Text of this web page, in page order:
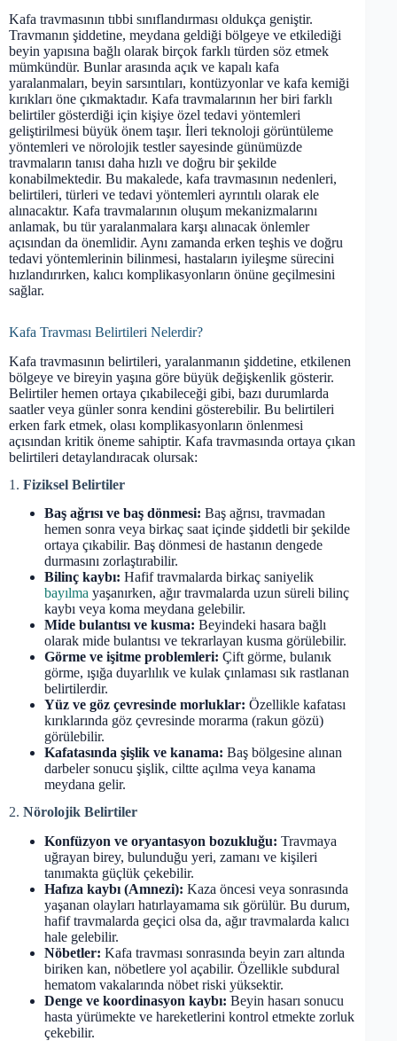
Kafa travmasının tıbbi sınıflandırması oldukça geniştir.
Travmanın şiddetine, meydana geldiği bölgeye ve etkilediği
beyin yapısına bağlı olarak birçok farklı türden söz etmek
mümkündür. Bunlar arasında açık ve kapalı kafa
yaralanmaları, beyin sarsıntıları, kontüzyonlar ve kafa kemiği
kırıkları öne çıkmaktadır. Kafa travmalarının her biri farklı
belirtiler gösterdiği için kişiye özel tedavi yöntemleri
geliştirilmesi büyük önem taşır. İleri teknoloji görüntüleme
yöntemleri ve nörolojik testler sayesinde günümüzde
travmaların tanısı daha hızlı ve doğru bir şekilde
konabilmektedir. Bu makalede, kafa travmasının nedenleri,
belirtileri, türleri ve tedavi yöntemleri ayrıntılı olarak ele
alınacaktır. Kafa travmalarının oluşum mekanizmalarını
anlamak, bu tür yaralanmalara karşı alınacak önlemler
açısından da önemlidir. Aynı zamanda erken teşhis ve doğru
tedavi yöntemlerinin bilinmesi, hastaların iyileşme sürecini
hızlandırırken, kalıcı komplikasyonların önüne geçilmesini
sağlar.
Kafa Travması Belirtileri Nelerdir?
Kafa travmasının belirtileri, yaralanmanın şiddetine, etkilenen
bölgeye ve bireyin yaşına göre büyük değişkenlik gösterir.
Belirtiler hemen ortaya çıkabileceği gibi, bazı durumlarda
saatler veya günler sonra kendini gösterebilir. Bu belirtileri
erken fark etmek, olası komplikasyonların önlenmesi
açısından kritik öneme sahiptir. Kafa travmasında ortaya çıkan
belirtileri detaylandıracak olursak:
1. Fiziksel Belirtiler
Baş ağrısı ve baş dönmesi: Baş ağrısı, travmadan
hemen sonra veya birkaç saat içinde şiddetli bir şekilde
ortaya çıkabilir. Baş dönmesi de hastanın dengede
durmasını zorlaştırabilir.
Bilinç kaybı: Hafif travmalarda birkaç saniyelik
bayılma yaşanırken, ağır travmalarda uzun süreli bilinç
kaybı veya koma meydana gelebilir.
Mide bulantısı ve kusma: Beyindeki hasara bağlı
olarak mide bulantısı ve tekrarlayan kusma görülebilir.
Görme ve işitme problemleri: Çift görme, bulanık
görme, ışığa duyarlılık ve kulak çınlaması sık rastlanan
belirtilerdir.
Yüz ve göz çevresinde morluklar: Özellikle kafatası
kırıklarında göz çevresinde morarma (rakun gözü)
görülebilir.
Kafatasında şişlik ve kanama: Baş bölgesine alınan
darbeler sonucu şişlik, ciltte açılma veya kanama
meydana gelir.
2. Nörolojik Belirtiler
Konfüzyon ve oryantasyon bozukluğu: Travmaya
uğrayan birey, bulunduğu yeri, zamanı ve kişileri
tanımakta güçlük çekebilir.
Hafıza kaybı (Amnezi): Kaza öncesi veya sonrasında
yaşanan olayları hatırlayamama sık görülür. Bu durum,
hafif travmalarda geçici olsa da, ağır travmalarda kalıcı
hale gelebilir.
Nöbetler: Kafa travması sonrasında beyin zarı altında
biriken kan, nöbetlere yol açabilir. Özellikle subdural
hematom vakalarında nöbet riski yüksektir.
Denge ve koordinasyon kaybı: Beyin hasarı sonucu
hasta yürümekte ve hareketlerini kontrol etmekte zorluk
çekebilir.